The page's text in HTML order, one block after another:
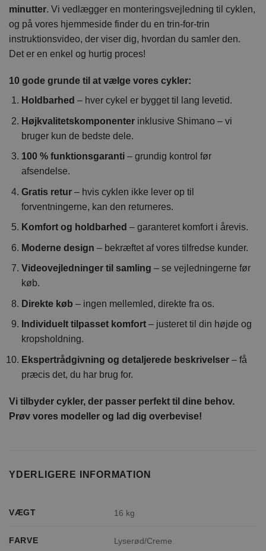
minutter. Vi vedlægger en monteringsvejledning til cyklen,
og på vores hjemmeside finder du en trin-for-trin
instruktionsvideo, der viser dig, hvordan du samler den.
Det er en enkel og hurtig proces!
10 gode grunde til at vælge vores cykler:
Holdbarhed – hver cykel er bygget til lang levetid.
Højkvalitetskomponenterinklusive Shimano – vi
bruger kun de bedste dele.
100 % funktionsgaranti– grundig kontrol før
afsendelse.
Gratis retur– hvis cyklen ikke lever op til
forventningerne, kan den returneres.
Komfort og holdbarhed – garanteret komfort i årevis.
Moderne design – bekræftet af vores tilfredse kunder.
Videovejledninger til samling – se vejledningerne før
køb.
Direkte køb – ingen mellemled, direkte fra os.
Individuelt tilpasset komfort– justeret til din højde og
kropsholdning.
Ekspertrådgivning og detaljerede beskrivelser– få
præcis det, du har brug for.
Vi tilbyder cykler, der passer perfekt til dine behov.
Prøv vores modeller og lad dig overbevise!
YDERLIGERE INFORMATION
VÆGT 16 kg
FARVE Lyserød/Creme